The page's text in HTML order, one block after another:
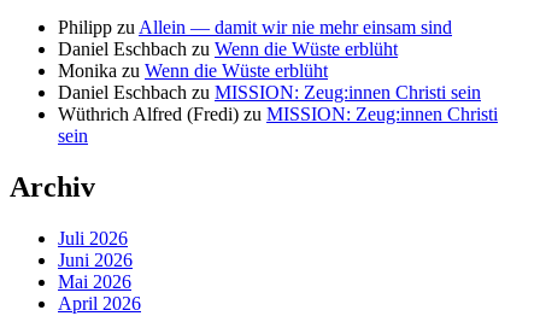
Philipp zu Allein — damit wir nie mehr einsam sind
Daniel Eschbach zu Wenn die Wüste erblüht
Monika zu Wenn die Wüste erblüht
Daniel Eschbach zu MISSION: Zeug:innen Christi sein
Wüthrich Alfred (Fredi) zu MISSION: Zeug:innen Christi
sein
Archiv
Juli 2026
Juni 2026
Mai 2026
April 2026